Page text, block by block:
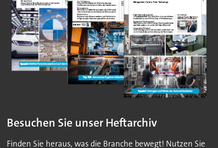
Besuchen Sie unser Heftarchiv
Finden Sie heraus, was die Branche bewegt! Nutzen Sie